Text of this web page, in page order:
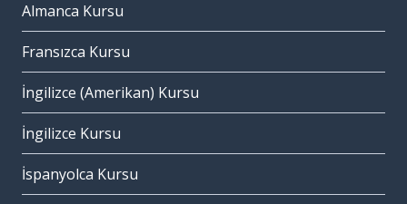
Almanca Kursu
Fransızca Kursu
İngilizce (Amerikan) Kursu
İngilizce Kursu
İspanyolca Kursu